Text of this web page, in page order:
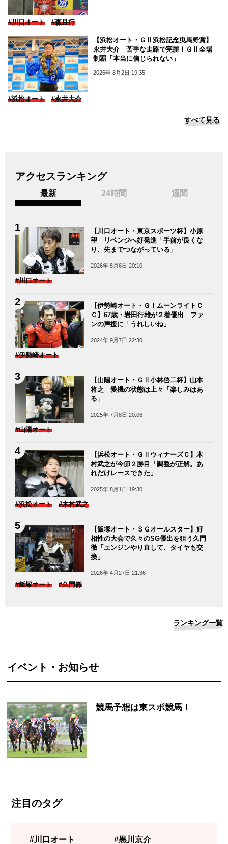
#川口オート #森且行
【浜松オート・ＧⅡ浜松記念曳馬野賞】
永井大介 苦手な走路で完勝！ＧⅡ全場
制覇「本当に信じられない」
2026年 8月2日 19:35
#浜松オート #永井大介
すべて見る
アクセスランキング
最新 24時間 週間
【川口オート・東京スポーツ杯】小原
望 リベンジへ好発進「手前が良くな
り、先までつながっている」
2026年 8月6日 20:10
#川口オート
【伊勢崎オート・ＧⅠムーンライトＣ
Ｃ】67歳・岩田行雄が２着優出 ファ
ンの声援に「うれしいね」
2024年 9月7日 22:30
#伊勢崎オート
【山陽オート・ＧⅡ小林啓二杯】山本
将之 愛機の状態は上々「楽しみはあ
る」
2025年 7月8日 20:06
#山陽オート
【浜松オート・ＧⅡウィナーズＣ】木
村武之が今節２勝目「調整が正解。あ
れだけレースできた」
2025年 8月1日 19:30
#浜松オート #木村武之
【飯塚オート・ＳＧオールスター】好
相性の大会で久々のSG優出を狙う久門
徹「エンジンやり直して、タイヤも交
換」
2026年 4月27日 21:36
#飯塚オート #久門徹
ランキング一覧
イベント・お知らせ
競馬予想は東スポ競馬！
注目のタグ
#川口オート #黒川京介